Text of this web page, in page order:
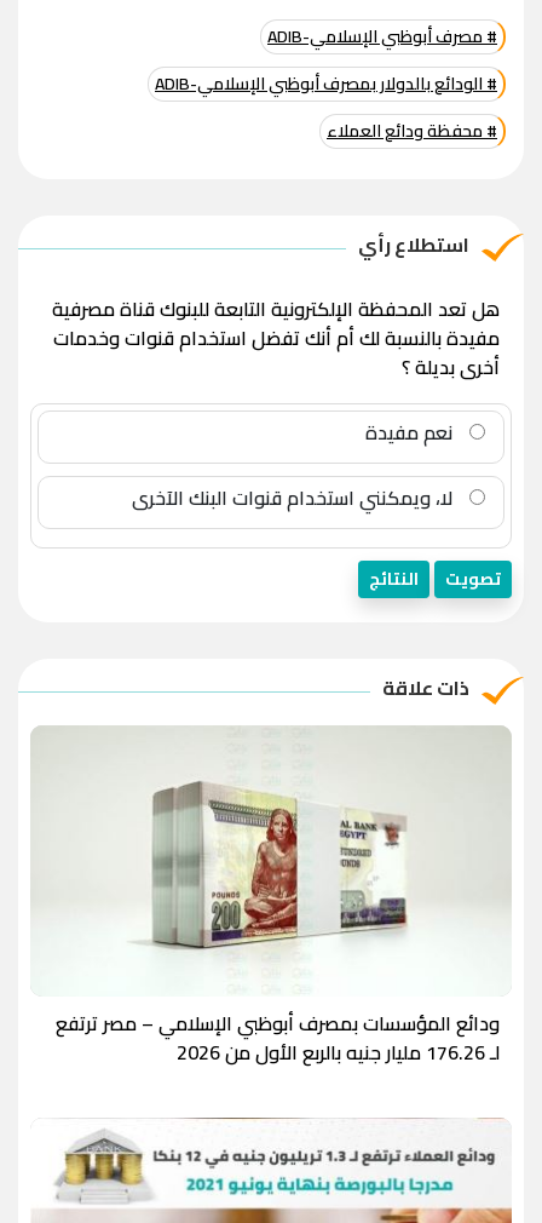
# مصرف أبوظبي الإسلامي-ADIB
# الودائع بالدولار بمصرف أبوظبي الإسلامي-ADIB
# محفظة ودائع العملاء
استطلاع رأي
هل تعد المحفظة الإلكترونية التابعة للبنوك قناة مصرفية
مفيدة بالنسبة لك أم أنك تفضل استخدام قنوات وخدمات
أخرى بديلة ؟
نعم مفيدة
لا، ويمكنني استخدام قنوات البنك الآخرى
تصويت النتائج
ذات علاقة
ودائع المؤسسات بمصرف أبوظبي الإسلامي – مصر ترتفع
لـ 176.26 مليار جنيه بالربع الأول من 2026